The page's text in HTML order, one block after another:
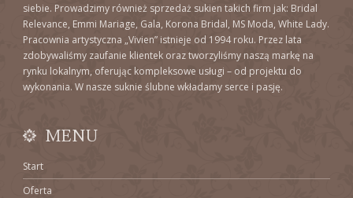
siebie. Prowadzimy również sprzedaż sukien takich firm jak: Bridal
Relevance, Emmi Mariage, Gala, Korona Bridal, MS Moda, White Lady.
Pracownia artystyczna „Vivien” istnieje od 1994 roku. Przez lata
zdobywaliśmy zaufanie klientek oraz tworzyliśmy naszą markę na
rynku lokalnym, oferując kompleksowe usługi – od projektu do
wykonania. W nasze suknie ślubne wkładamy serce i pasję.
MENU
Start
Oferta